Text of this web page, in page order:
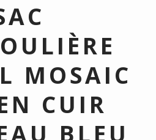
MOSAIC
CUIR
BLEU